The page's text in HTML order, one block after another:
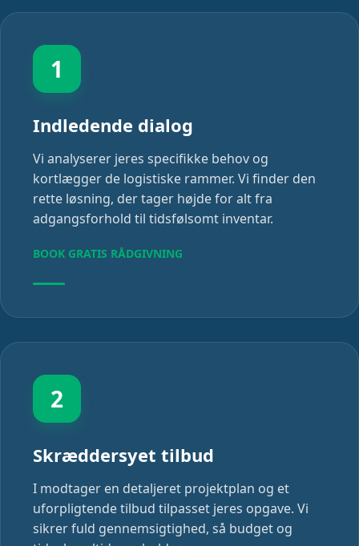
1
Indledende dialog
Vi analyserer jeres specifikke behov og
kortlægger de logistiske rammer. Vi finder den
rette løsning, der tager højde for alt fra
adgangsforhold til tidsfølsomt inventar.
BOOK GRATIS RÅDGIVNING
2
Skræddersyet tilbud
I modtager en detaljeret projektplan og et
uforpligtende tilbud tilpasset jeres opgave. Vi
sikrer fuld gennemsigtighed, så budget og